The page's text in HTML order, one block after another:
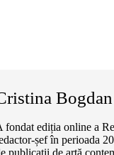
Bogdan
fondat ediția online a
șef în perioada